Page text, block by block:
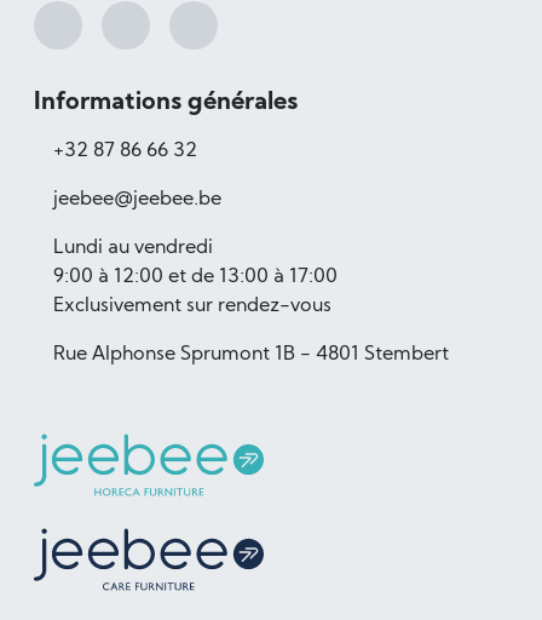
Informations générales
+32 87 86 66 32
jeebee@jeebee.be
Lundi au vendredi
9:00 à 12:00 et de 13:00 à 17:00
Exclusivement sur rendez-vous
Rue Alphonse Sprumont 1B - 4801 Stembert